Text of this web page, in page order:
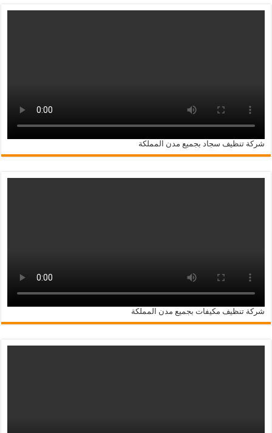
شركة تنظيف سجاد بجميع مدن المملكة
شركة تنظيف مكيفات بجميع مدن المملكة